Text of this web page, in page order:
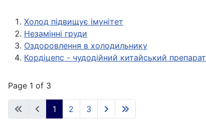
Холод підвищує імунітет
Незамінні груди
Оздоровлення в холодильнику
Кордіцепс - чудодійний китайський препарат
Page 1 of 3
1 2 3